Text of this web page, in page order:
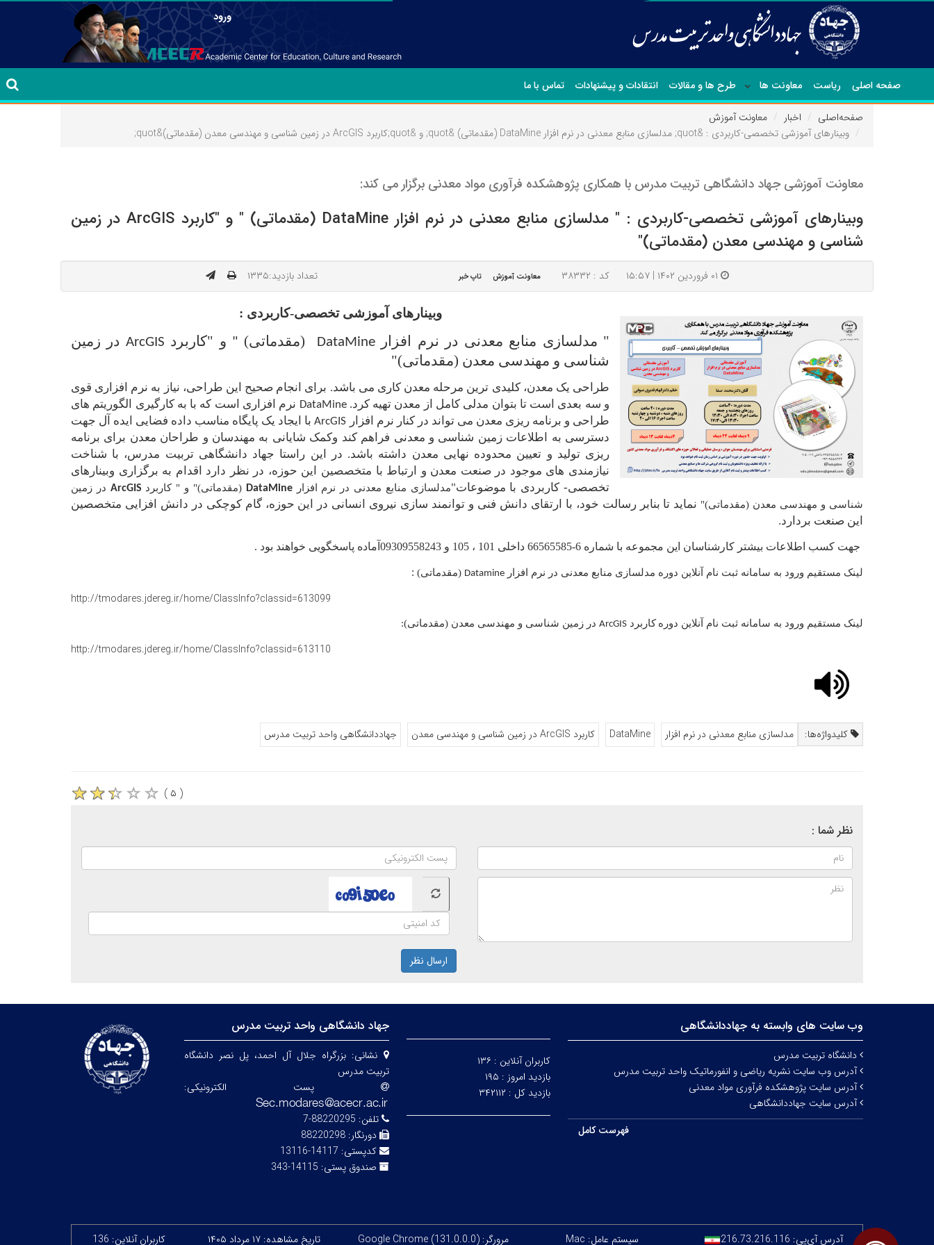
ورود
صفحه اصلی ریاست معاونت ها طرح ها و مقالات انتقادات و پیشنهادات تماس با ما
صفحه‌اصلی اخبار
معاونت آموزش
وبینارهای آموزشی تخصصی-کاربردی : &quot; مدلسازی منابع معدنی در نرم افزار DataMine (مقدماتی) &quot; و &quot;کاربرد ArcGIS در زمین شناسی و مهندسی معدن (مقدماتی)&quot;
معاونت آموزشی جهاد دانشگاهی تربیت مدرس با همکاری پژوهشکده فرآوری مواد معدنی برگزار می کند:
وبینارهای آموزشی تخصصی-کاربردی : " مدلسازی منابع معدنی در نرم افزار DataMine (مقدماتی) " و "کاربرد ArcGIS در زمین
شناسی و مهندسی معدن (مقدماتی)"
۰۱ فروردین ۱۴۰۲ | ۱۵:۵۷ کد : ۳۸۳۳۲ معاونت آموزش تاپ خبر تعداد بازدید:۱۳۳۵
وبینارهای آموزشی تخصصی-کاربردی :
" مدلسازی منابع معدنی در نرم افزارDataMine (مقدماتی) " و "کاربرد ArcGIS در زمین
شناسی و مهندسی معدن (مقدماتی)"
طراحی یک معدن، کلیدی ترین مرحله معدن کاری می باشد. برای انجام صحیح این طراحی، نیاز به نرم افزاری قوی
و سه بعدی است تا بتوان مدلی کامل از معدن تهیه کرد.DataMine نرم افزاری است که با به کارگیری الگوریتم های
طراحی و برنامه ریزی معدن می تواند در کنار نرم افزار ArcGISبا ایجاد یک پایگاه مناسب داده فضایی ایده آل جهت
دسترسی به اطلاعات زمین شناسی و معدنی فراهم کند وکمک شایانی به مهندسان و طراحان معدن برای برنامه
ریزی تولید و تعیین محدوده نهایی معدن داشته باشد. در این راستا جهاد دانشگاهی تربیت مدرس، با شناخت
نیازمندی های موجود در صنعت معدن و ارتباط با متخصصین این حوزه، در نظر دارد اقدام به برگزاری وبینارهای
تخصصی- کاربردی با موضوعات"مدلسازی منابع معدنی در نرم افزارDataMine (مقدماتی)" و " کاربرد ArcGIS در زمین
شناسی و مهندسی معدن (مقدماتی)" نماید تا بنابر رسالت خود، با ارتقای دانش فنی و توانمند سازی نیروی انسانی در این حوزه، گام کوچکی در دانش افزایی متخصصین
این صنعت بردارد.
جهت کسب اطلاعات بیشتر کارشناسان این مجموعه با شماره 6-66565585 داخلی 101 ، 105 و 09309558243آماده پاسخگویی خواهند بود .
لینک مستقیم ورود به سامانه ثبت نام آنلاین دوره مدلسازی منابع معدنی در نرم افزار Datamine (مقدماتی) :
http://tmodares.jdereg.ir/home/ClassInfo?classid=613099
لینک مستقیم ورود به سامانه ثبت نام آنلاین دوره کاربرد ArcGIS در زمین شناسی و مهندسی معدن (مقدماتی):
http://tmodares.jdereg.ir/home/ClassInfo?classid=613110
کلیدواژه‌ها: مدلسازی منابع معدنی در نرم افزار DataMine کاربرد ArcGIS در زمین شناسی و مهندسی معدن جهاددانشگاهی واحد تربیت مدرس
( ۵ )
نظر شما :
ارسال نظر
وب سایت های وابسته به جهاددانشگاهی
دانشگاه تربیت مدرس
آدرس وب سایت نشریه ریاضی و انفورماتیک واحد تربیت مدرس
آدرس سایت پژوهشکده فرآوری مواد معدنی
آدرس سایت جهاددانشگاهی
فهرست کامل
کاربران آنلاین : ۱۳۶
بازدید امروز : ۱۹۵
بازدید کل : ۳۴۲۱۱۲
جهاد دانشگاهی واحد تربیت مدرس
نشانی: بزرگراه جلال آل احمد، پل نصر دانشگاه
تربیت مدرس
پست الکترونیکی:
تلفن: 88220295-7
دورنگار:88220298
کدپستی: 14117-13116
صندوق پستی: 14115-343
آدرس آی‌پی: 216.73.216.116 سیستم عامل: Mac مرورگر: Google Chrome (131.0.0.0) تاریخ مشاهده: ۱۷ مرداد ۱۴۰۵ کاربران آنلاین: 136